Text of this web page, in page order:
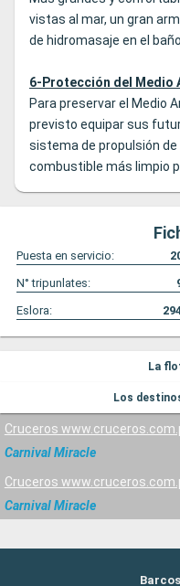
vistas al mar, un gran
de hidromasaje en el
6-Protección del Medio
Para preservar el Medio
previsto equipar sus
sistema de propulsión de
combustible más limpio
Puesta en servicio:
N° tripunlates:
Eslora:
La
Los
Cruceros
Carnival Miracle
Cruceros
Carnival Miracle